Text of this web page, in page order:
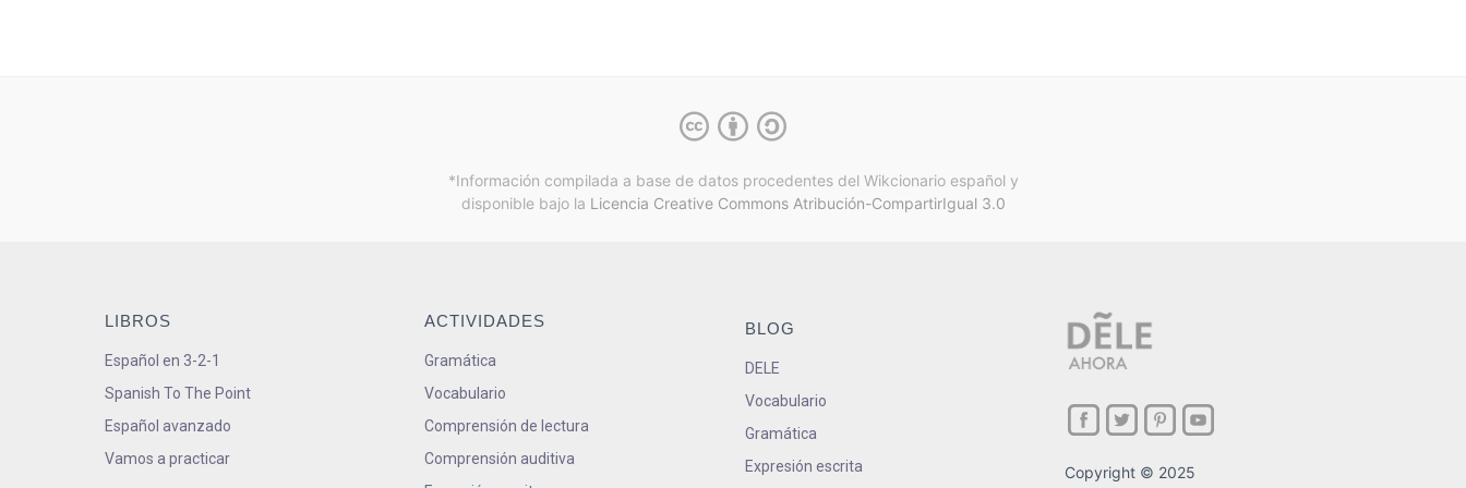
*Información compilada a base de datos procedentes del Wikcionario español y
disponible bajo la Licencia Creative Commons Atribución-CompartirIgual 3.0
LIBROS
Español en 3-2-1
Spanish To The Point
Español avanzado
Vamos a practicar
ACTIVIDADES
Gramática
Vocabulario
Comprensión de lectura
Comprensión auditiva
BLOG
DELE
Vocabulario
Gramática
Expresión escrita
Copyright © 2025